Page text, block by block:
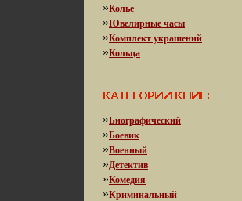
»Колье
»Ювелирные часы
»Комплект украшений
»Кольца
»Биографический
»Боевик
»Военный
»Детектив
»Комедия
»Криминальный